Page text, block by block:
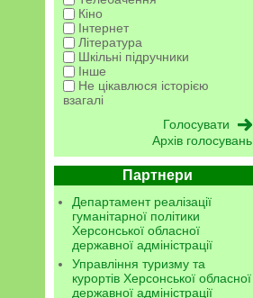
Кіно
Інтернет
Література
Шкільні підручники
Інше
Не цікавлюся історією
взагалі
Архів голосувань
Партнери
Департамент реалізації
гуманітарної політики
Херсонської обласної
державної адміністрації
Управління туризму та
курортів Херсонської обласної
державної адміністрації